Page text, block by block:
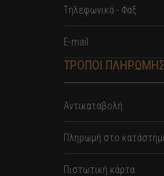
Tηλεφωνικά - Φαξ
E-mail
ΤΡΟΠΟΙ ΠΛΗΡΩΜΗΣ
Αντικαταβολή
Πληρωμή στο
Πιστωτική κάρτα